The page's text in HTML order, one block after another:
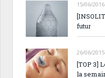
15/06/2016
futur
26/06/2015
[TOP 3]
la